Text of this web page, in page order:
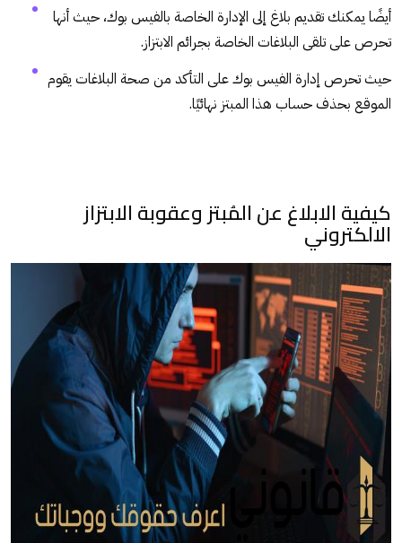
أيضًا يمكنك تقديم بلاغ إلى الإدارة الخاصة بالفيس بوك، حيث أنها
تحرص على تلقى البلاغات الخاصة بجرائم الابتزاز.
حيث تحرص إدارة الفيس بوك على التأكد من صحة البلاغات يقوم
الموقع بحذف حساب هذا المبتز نهائيًا.
كيفية الابلاغ عن المُبتز وعقوبة الابتزاز
الالكتروني